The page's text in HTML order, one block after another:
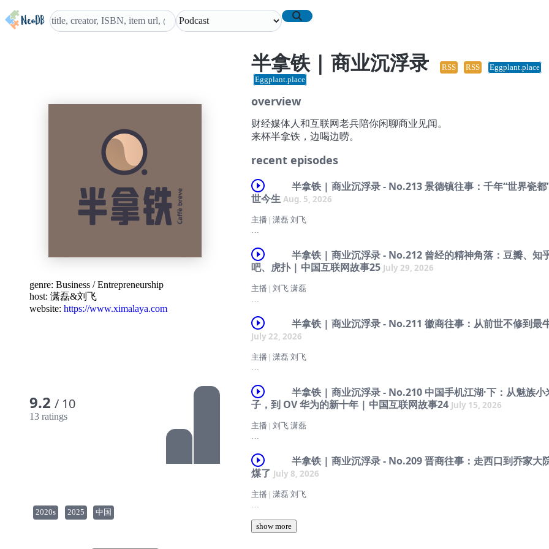
半拿铁 | 商业沉浮录 RSS RSS
Eggplant.place
Eggplant.place
genre: Business /Entrepreneurship
host: 潇磊&刘飞
website: https://www.ximalaya.com
9.2 / 10
13 ratings
2020s 2025 中国
overview
财经媒体人和互联网老兵陪你闲聊商业见闻。
来杯半拿铁，边喝边唠。
recent episodes
半拿铁 | 商业沉浮录 - No.213 景德镇往事：千年“世界瓷都
世今生 Aug. 5, 2026
主播 | 潇磊 刘飞
2026年7月25日，“景德镇手工瓷业遗存”被列入《世界遗产名录》。
· 从青白瓷、元青花到御窑厂：景德镇怎样靠原料、航运、海外订单和宫廷标准，从众
· “过手七十二，方克成器”：一座没有总厂的手工业城市，如何靠高度分工、行帮规则
· 从珠山八友、十大瓷厂到煤烧隧道窑：个人署名如何改变瓷器价值，新中国又怎样
织这座城市？
· 当国营大厂倒下，“大师”头衔如何抬头，又如何卷入代笔、炒作与雅贿，最终在反腐
中阶段性退潮？
· 旧厂房、市集、直播电商和“景漂”怎样把景德镇重新点亮；在文旅、手工艺和先进
间，它又面对怎样的新机会与新问题？
坐吧，来杯半拿铁，我们边喝边唠。（ChatGPT总结的）
潇磊、刘飞的声音已授权给豆包、剪映等字节系产品使用若干年。
半拿铁 | 商业沉浮录 - No.212 曾经的精神角落：豆瓣、知
吧、虎扑 | 中国互联网故事25 July 29, 2026
主播 | 刘飞 潇磊
没有打开，却始终像一间时时想念的旧房间。
豆瓣、知乎、贴吧、虎扑，曾经承载了文艺青年、知识分子、追星族、游戏玩家和无
爱好者的日常交流。它们拥有最忠诚的用户、最独特的文化，也创造过许多影响至今
和网络语言。可奇怪的是，这些最像「精神家园」的社区，往往也是互联网行业里最
到底是时代辜负了它们，还是社区从诞生的那一天起，就埋下了自己的难题？
来杯半拿铁，咱们边喝边唠。
—
潇磊、刘飞的声音已授权给豆包、剪映等字节系产品使用若干年。
在视频平台看到的无真人出镜、用我们的音色生成的 AI 内容，均非我们制作。
—
半拿铁 | 商业沉浮录 - No.211 徽商往事：从前世不修到最
July 22, 2026
主播 | 潇磊 刘飞
徽商，不是所有安徽商人，一般是指明清徽州府一府六县走出的商人。山多田少的徽
靠宗族、同乡和水路进入江南市场，又在两淮盐业中积累起惊人的财富与影响力。本
目，我们来聊聊一个古代商帮怎样兴起、登顶、衰落，也看看“新徽商”这个名字在今
予了什么新含义。
· 盐引与徽商崛起：从开中法、折色法到纲法，朝廷怎样把盐变成摇钱树？徽州商人又
借助地理、资本和宗族网络，在两淮后来居上？
能“以布衣上交天子”？徽班、园林和斗富传说，又如何映照扬州的繁华？
行改变竞争规则。曾经纵横天下的徽商，为什么在清末民初逐渐失去整体优势？
半拿铁 | 商业沉浮录 - No.210 中国手机江湖·下：从魅族小
子，到 OV 华为的新十年 | 中国互联网故事24 July 15, 2026
主播 | 刘飞 潇磊
十几年前，中国人买手机时，最常见的国产品牌还是「中华酷联」。短短几年之后，
名字几乎全部换了一遍：有人靠一台 1999 元的手机掀翻牌桌，有人把几十万家县城门
成了最坚固的护城河；有人曾经一年卖出两千万台，却突然从市场上消失；还有一些
发布会场场刷屏，最后留下的却不是手机，而是一套操作系统、几个交互设计，甚至
这是中国商业史上最拥挤、最惨烈的一场战争。700 多家厂商、上千个品牌同时入场
半拿铁 | 商业沉浮录 - No.209 晋商往事：走西口到乔家大
煤了 July 8, 2026
主播 | 潇磊 刘飞
本期节目感谢全球领先的物流服务提供商马士基（Maersk）赞助播出
show more